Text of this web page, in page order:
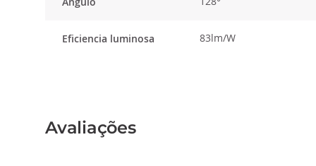
Eficiencia luminosa 83lm/W
Avaliações